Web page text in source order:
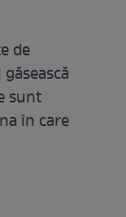
de
sunt
în care